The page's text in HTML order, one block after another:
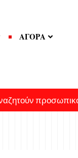
ΑΓΟΡΑ